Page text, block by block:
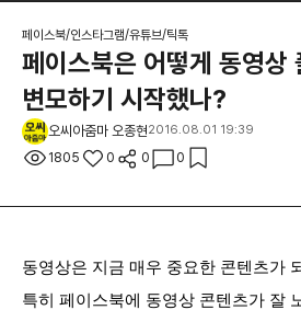
페이스북/인스타그램/유튜브/틱톡
페이스북은 어떻게 동영상
변모하기 시작했나?
오씨아줌마 오종현2016.08.01 19:39
1805 0 0 0
동영상은 지금 매우 중요한 콘텐츠가
특히 페이스북에 동영상 콘텐츠가 잘